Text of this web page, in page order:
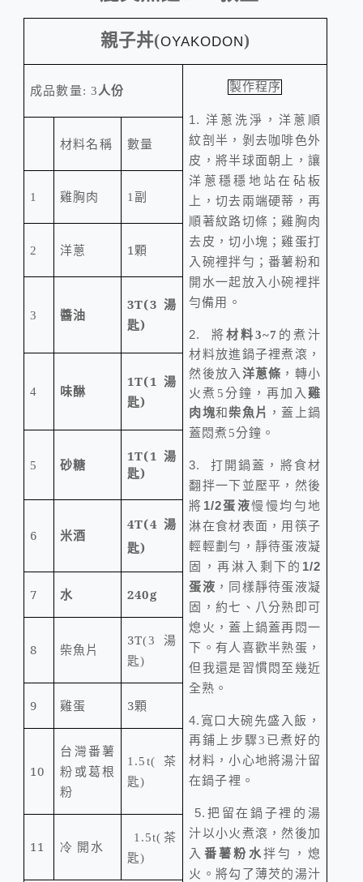
親子丼(OYAKODON)
成品數量: 3 人份 製作程序
1. 洋蔥洗淨，洋蔥順
紋剖半，剝去咖啡色外
皮，將半球面朝上，讓
洋蔥穩穩地站在砧板
上，切去兩端硬蒂，再
順著紋路切條；雞胸肉
去皮，切小塊；雞蛋打
入碗裡拌勻；番薯粉和
開水一起放入小碗裡拌
勻備用。
2. 將材料3~7 的煮汁
材料放進鍋子裡煮滾，
然後放入 洋蔥條 ，轉小
火煮 5分鐘，再加入 雞
肉塊和柴魚片 ，蓋上鍋
蓋悶煮5分鐘。
3.
打開鍋蓋，將食材
翻拌一下並壓平，然後
將 1/2蛋液慢慢均勻地
淋在食材表面，用筷子
輕輕劃勻，靜待蛋液凝
固，再淋入剩下的 1/2
蛋液 ，同樣靜待蛋液凝
固，約七、八分熟即可
熄火，蓋上鍋蓋再悶一
下。有人喜歡半熟蛋，
但我還是習慣悶至幾近
全熟。
4. 寬口大碗先盛入飯 ，
再鋪上步驟3 已煮好的
材料 ，小心地將湯汁留
在鍋子裡。
5. 把留在鍋子裡的湯
汁以小火煮滾，然後加
入 番薯粉水拌勻，熄
火。將勾了薄芡的湯汁
材料名稱 數量
1 雞胸肉 1 副
2 洋蔥 1顆
3 醬油
3T(3 湯
匙)
4 味醂
1T(1 湯
匙)
5 砂糖
1T(1 湯
匙)
6 米酒
4T(4 湯
匙)
7 水 240g
8 柴魚片
3T(3 湯
匙)
9 雞蛋 3顆
10
台灣番薯
粉或葛根
粉
1.5t( 茶
匙)
11 冷 開水
1.5t( 茶
匙)